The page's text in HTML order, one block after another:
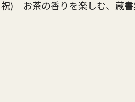
祝) お茶の香りを楽しむ、蔵